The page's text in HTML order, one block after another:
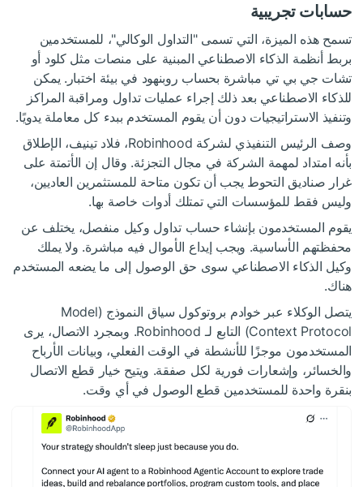
حسابات تجريبية
تسمح هذه الميزة، التي تسمى "التداول الوكالي"، للمستخدمين
بربط أنظمة الذكاء الاصطناعي المبنية على منصات مثل كلود أو
تشات جي بي تي مباشرة بحساب روبنهود في بيئة اختبار. يمكن
للذكاء الاصطناعي بعد ذلك إجراء عمليات تداول ومراقبة المراكز
وتنفيذ الاستراتيجيات دون أن يقوم المستخدم ببدء كل معاملة يدويًا.
وصف الرئيس التنفيذي لشركة Robinhood، فلاد تينيف، الإطلاق
بأنه امتداد لمهمة الشركة في مجال التجزئة. وقال إن الأتمتة على
غرار صناديق التحوط يجب أن تكون متاحة للمستثمرين العاديين،
وليس فقط للمؤسسات التي تمتلك أدوات خاصة بها.
يقوم المستخدمون بإنشاء حساب تداول وكيل منفصل، يختلف عن
محفظتهم الأساسية. ويجب إيداع الأموال فيه مباشرة. ولا يملك
وكيل الذكاء الاصطناعي سوى حق الوصول إلى ما يضعه المستخدم
هناك.
يتصل الوكلاء عبر خوادم بروتوكول سياق النموذج (Model
Context Protocol) التابع لـ Robinhood. وبمجرد الاتصال، يرى
المستخدمون موجزًا للأنشطة في الوقت الفعلي، وبيانات الأرباح
والخسائر، وإشعارات فورية لكل صفقة. ويتيح خيار قطع الاتصال
بنقرة واحدة للمستخدمين قطع الوصول في أي وقت.